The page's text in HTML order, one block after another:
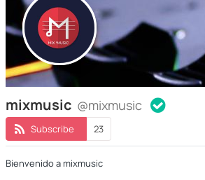
mixmusic @mixmusic
Subscribe 23
Bienvenido a mixmusic